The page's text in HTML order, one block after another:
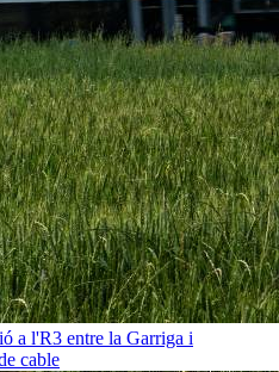
a l'R3 entre la Garriga i
cable